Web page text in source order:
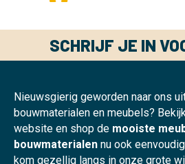
SCHRIJF JE IN
Nieuwsgierig geworden naar ons
bouwmaterialen en meubels?
website en shop de mooiste
bouwmaterialen nu ook
kom gezellig langs in onze grote